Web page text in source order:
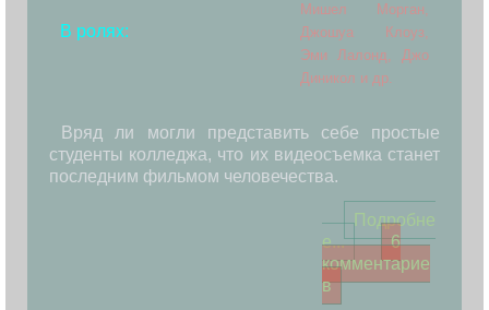
В ролях:
Мишел Морган,
Джошуа Клоуз,
Эми Лалонд, Джо
Диникол и др.
Вряд ли могли представить себе простые
студенты колледжа, что их видеосъемка станет
последним фильмом человечества.
Подробне
е...
6
комментарие
в